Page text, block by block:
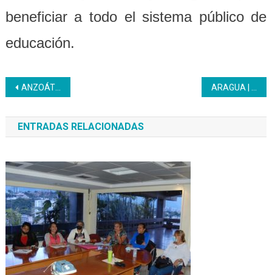
beneficiar a todo el sistema público de
educación.
Navegación
de
entradas
ANZOÁTEGUI | LLeva alegría a las unidades educativas con más de 580 mobiliarios recuperados
ENTRADAS RELACIONADAS